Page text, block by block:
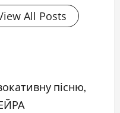
All Posts
пісню,